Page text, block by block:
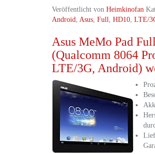
Veröffentlicht von Heimkinofan
Android, Asus, Full, HD10, LTE/
Asus MeMo Pad
(Qualcomm 8064
LTE/3G, Android)